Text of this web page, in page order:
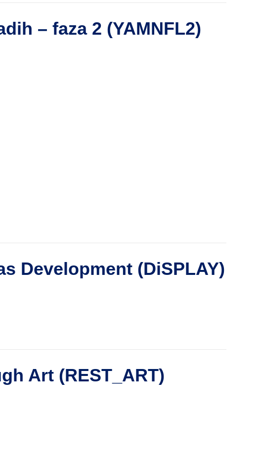
– faza 2 (YAMNFL2)
Development (DiSPLAY)
Art (REST_ART)